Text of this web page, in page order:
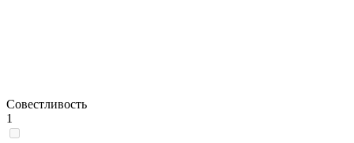
Совестливость
1